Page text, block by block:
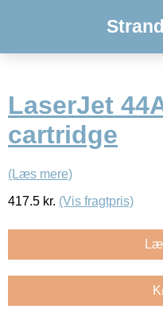
LaserJet
cartridge
(Læs mere)
417.5 kr. (Vis fragtpris)